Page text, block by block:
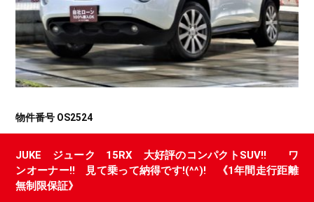
物件番号 OS2524
JUKE ジューク 15RX 大好評のコンパクトSUV!! ワ
ンオーナー!! 見て乗って納得です!(^^)! 《1年間走行距離
無制限保証》